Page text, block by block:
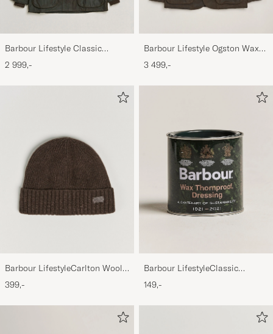
Barbour Lifestyle Classic
Bedale Jacket Olive
2 999,-
Barbour Lifestyle Ogston Waxed
Jacket Olive
3 499,-
Barbour LifestyleCarlton Wool
BeanieMid Brown
399,-
Barbour LifestyleClassic
Thornproof Dressing
149,-